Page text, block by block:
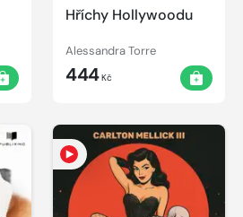
Hříchy Hollywoodu
Alessandra Torre
444Kč